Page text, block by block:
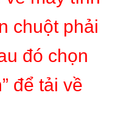
chuột phải
đó chọn
để tải về